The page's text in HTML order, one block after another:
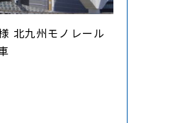
北九州モノレール